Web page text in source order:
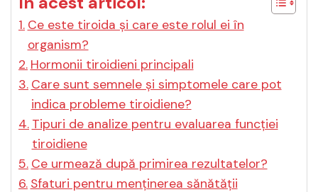
Ce este tiroida și care este rolul ei în
organism?
Hormonii tiroidieni principali
Care sunt semnele și simptomele care pot
indica probleme tiroidiene?
Tipuri de analize pentru evaluarea funcției
tiroidiene
Ce urmează după primirea rezultatelor?
Sfaturi pentru menținerea sănătății